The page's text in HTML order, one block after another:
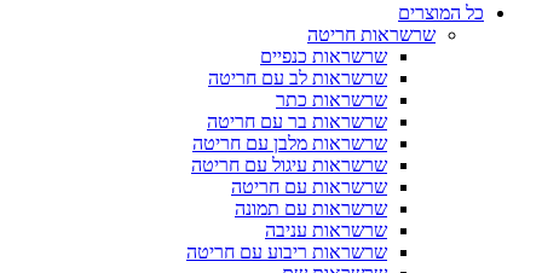
כל המוצרים
שרשראות חריטה
שרשראות כנפיים
שרשראות לב עם חריטה
שרשראות כתר
שרשראות בר עם חריטה
שרשראות מלבן עם חריטה
שרשראות עיגול עם חריטה
שרשראות עם חריטה
שרשראות עם תמונה
שרשראות עניבה
שרשראות ריבוע עם חריטה